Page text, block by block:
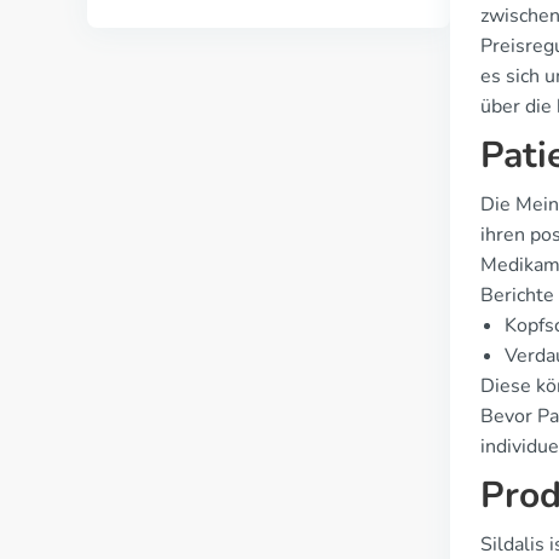
es sich
über die
Die
ihren
Diese
Bevor
Sildalis